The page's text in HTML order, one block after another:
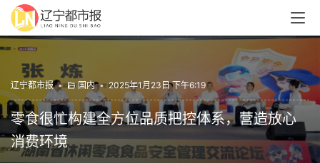
辽宁都市报 • 国内 • 2025年1月23日 下午6:19
零食很忙构建全方位品质把控体系，营造放心
消费环境